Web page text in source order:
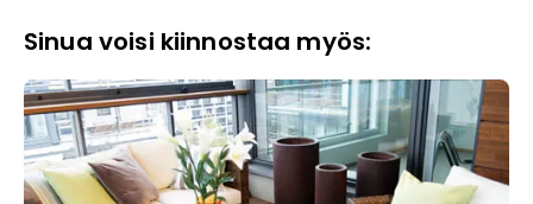
Sinua voisi kiinnostaa myös: